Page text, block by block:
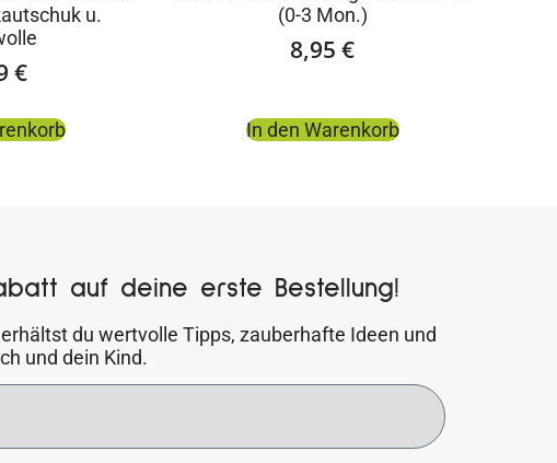
u.
€
(0-3 Mon.)
8,95 €
In den Warenkorb
auf deine erste Bestellung!
du wertvolle Tipps, zauberhafte Ideen und
und dein Kind.